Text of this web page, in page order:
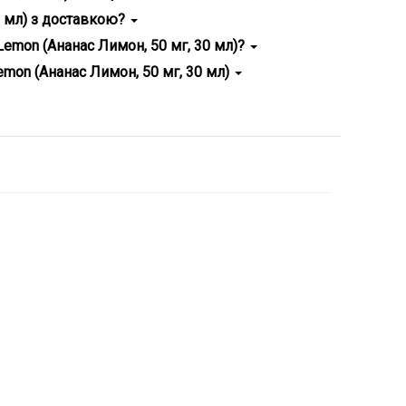
рідини Flavorlab Ripe Pineapple Lemon (Ананас
мл) з доставкою?
нашому сайті ✅ та оформіть замовлення. Ми
(Ананас Лимон, 50 мг, 30 мл)?
та відповідають міжнародним нормам.
(Ананас Лимон, 50 мг, 30 мл)